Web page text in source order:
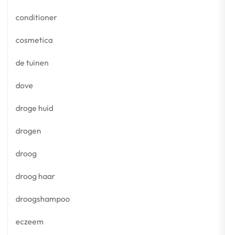
conditioner
cosmetica
de tuinen
dove
droge huid
drogen
droog
droog haar
droogshampoo
eczeem